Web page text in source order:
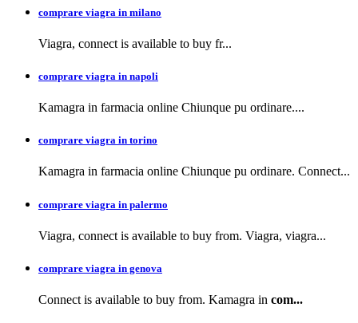
comprare viagra in milano
Viagra, connect is available to buy fr...
comprare viagra in napoli
Kamagra in farmacia online Chiunque pu ordinare....
comprare viagra in torino
Kamagra in farmacia online Chiunque pu ordinare. Connect...
comprare viagra in palermo
Viagra, connect is available to buy from. Viagra, viagra...
comprare viagra in genova
Connect is available to buy from. Kamagra in com...